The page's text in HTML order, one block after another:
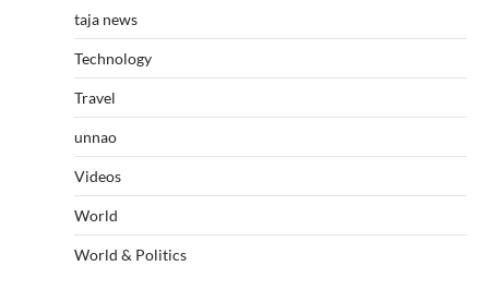
taja news
Technology
Travel
unnao
Videos
World
World & Politics